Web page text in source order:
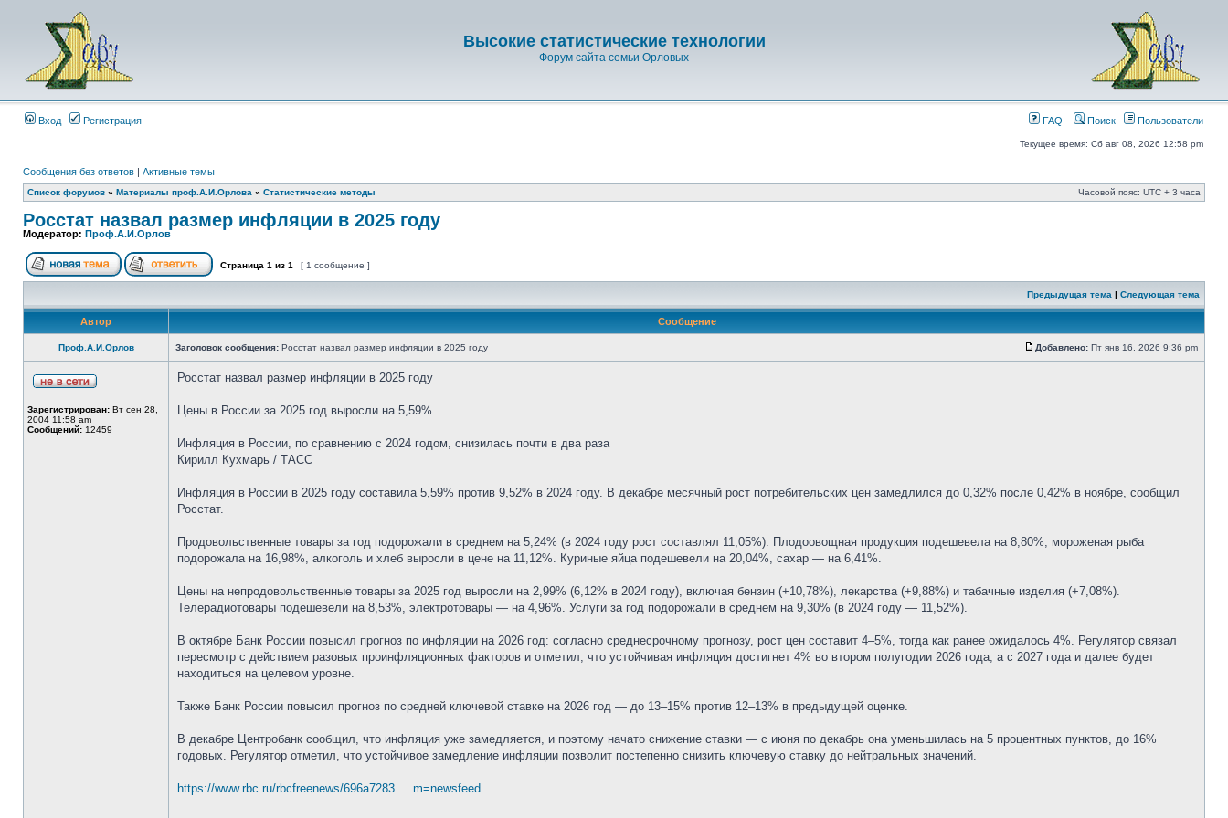
Высокие статистические технологии
Форум сайта семьи Орловых
Вход Регистрация FAQ Поиск Пользователи
Текущее время: Сб авг 08, 2026 12:58 pm
Сообщения без ответов | Активные темы
Список форумов » Материалы проф.А.И.Орлова » Статистические методы Часовой пояс: UTC + 3 часа
Росстат назвал размер инфляции в 2025 году
Модератор: Проф.А.И.Орлов
Страница 1 из 1 [ 1 сообщение ]
Предыдущая тема | Следующая тема
Автор Сообщение
Проф.А.И.Орлов Заголовок сообщения: Росстат назвал размер инфляции в 2025 году Добавлено: Пт янв 16, 2026 9:36 pm
Зарегистрирован: Вт сен 28,
2004 11:58 am
Сообщений: 12459
Росстат назвал размер инфляции в 2025 году
Цены в России за 2025 год выросли на 5,59%
Инфляция в России, по сравнению с 2024 годом, снизилась почти в два раза
Кирилл Кухмарь / ТАСС
Инфляция в России в 2025 году составила 5,59% против 9,52% в 2024 году. В декабре месячный рост потребительских цен замедлился до 0,32% после 0,42% в ноябре, сообщил
Росстат.
Продовольственные товары за год подорожали в среднем на 5,24% (в 2024 году рост составлял 11,05%). Плодоовощная продукция подешевела на 8,80%, мороженая рыба
подорожала на 16,98%, алкоголь и хлеб выросли в цене на 11,12%. Куриные яйца подешевели на 20,04%, сахар — на 6,41%.
Цены на непродовольственные товары за 2025 год выросли на 2,99% (6,12% в 2024 году), включая бензин (+10,78%), лекарства (+9,88%) и табачные изделия (+7,08%).
Телерадиотовары подешевели на 8,53%, электротовары — на 4,96%. Услуги за год подорожали в среднем на 9,30% (в 2024 году — 11,52%).
В октябре Банк России повысил прогноз по инфляции на 2026 год: согласно среднесрочному прогнозу, рост цен составит 4–5%, тогда как ранее ожидалось 4%. Регулятор связал
пересмотр с действием разовых проинфляционных факторов и отметил, что устойчивая инфляция достигнет 4% во втором полугодии 2026 года, а с 2027 года и далее будет
находиться на целевом уровне.
Также Банк России повысил прогноз по средней ключевой ставке на 2026 год — до 13–15% против 12–13% в предыдущей оценке.
В декабре Центробанк сообщил, что инфляция уже замедляется, и поэтому начато снижение ставки — с июня по декабрь она уменьшилась на 5 процентных пунктов, до 16%
годовых. Регулятор отметил, что устойчивое замедление инфляции позволит постепенно снизить ключевую ставку до нейтральных значений.
https://www.rbc.ru/rbcfreenews/696a7283 ... m=newsfeed